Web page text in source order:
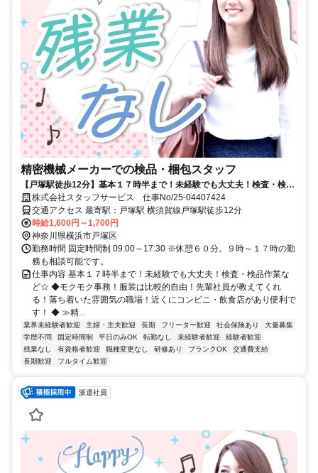
精密機械メーカーでの検品・梱包スタッフ
【戸塚駅徒歩12分】基本１７時半まで！未経験でも大丈夫！検査・検品
作業など☆
株式会社スタッフサービス 仕事No/25-04407424
交通アクセス 最寄駅：戸塚駅 横須賀線戸塚駅徒歩12分
時給1,600円～1,700円
神奈川県横浜市戸塚区
勤務時間 固定時間制 09:00～17:30 ※休憩６０分。９時～１７時の勤
務も相談可能です。
仕事内容 基本１７時半まで！未経験でも大丈夫！検査・検品作業な
ど☆ ◆モクモク事務！服装は比較的自由！先輩社員が教えてくれ
る！落ち着いた雰囲気の職場！近くにコンビニ・飲食店があり便利で
す！ ◆ ≫精...
業界未経験者歓迎 主婦・主夫歓迎 長期 フリーター歓迎 社会保険あり
大量募集
学歴不問
固定時間制 平日のみOK 転勤なし 未経験者歓迎
経験者歓迎
残業なし
有資格者歓迎 職種変更なし 研修あり ブランクOK
交通費支給
長期歓迎
フルタイム歓迎
派遣社員